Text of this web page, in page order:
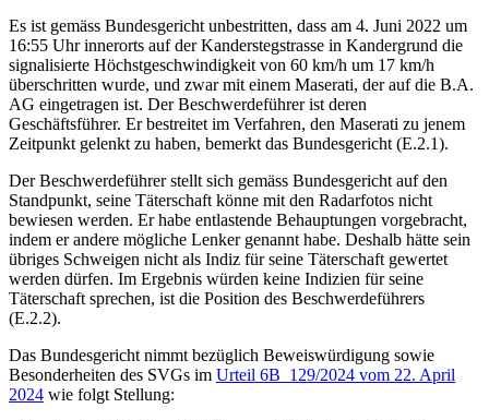
Es ist gemäss Bundesgericht unbestritten, dass am 4. Juni 2022 um
16:55 Uhr innerorts auf der Kanderstegstrasse in Kandergrund die
signalisierte Höchstgeschwindigkeit von 60 km/h um 17 km/h
überschritten wurde, und zwar mit einem Maserati, der auf die B.A.
AG eingetragen ist. Der Beschwerdeführer ist deren
Geschäftsführer. Er bestreitet im Verfahren, den Maserati zu jenem
Zeitpunkt gelenkt zu haben, bemerkt das Bundesgericht (E.2.1).
Der Beschwerdeführer stellt sich gemäss Bundesgericht auf den
Standpunkt, seine Täterschaft könne mit den Radarfotos nicht
bewiesen werden. Er habe entlastende Behauptungen vorgebracht,
indem er andere mögliche Lenker genannt habe. Deshalb hätte sein
übriges Schweigen nicht als Indiz für seine Täterschaft gewertet
werden dürfen. Im Ergebnis würden keine Indizien für seine
Täterschaft sprechen, ist die Position des Beschwerdeführers
(E.2.2).
Das Bundesgericht nimmt bezüglich Beweiswürdigung sowie
Besonderheiten des SVGs im Urteil 6B_129/2024 vom 22. April
2024 wie folgt Stellung: